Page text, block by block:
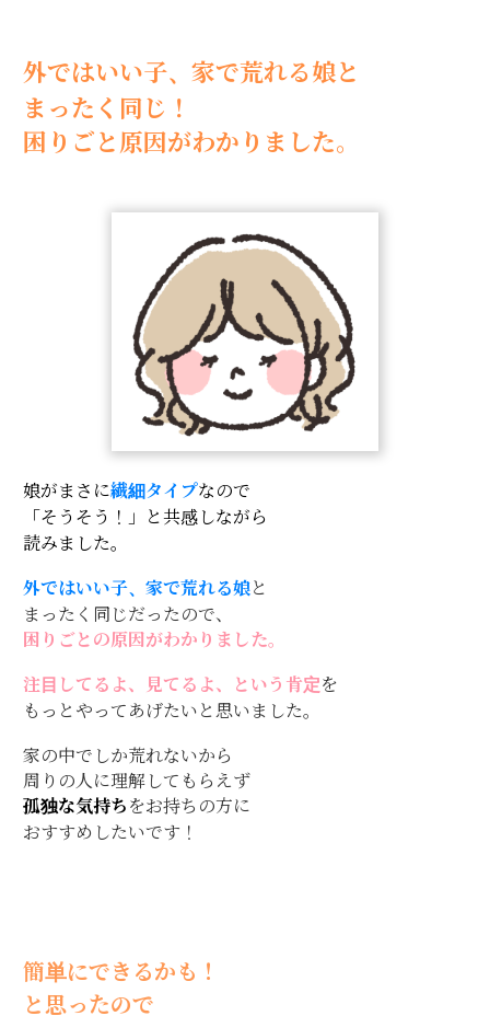
外ではいい子、家で荒れる娘と
まったく同じ！
困りごと原因がわかりました。
娘がまさに繊細タイプなので
「そうそう！」と共感しながら
読みました。
外ではいい子、家で荒れる娘と
まったく同じだったので、
困りごとの原因がわかりました。
注目してるよ、見てるよ、という肯定を
もっとやってあげたいと思いました。
家の中でしか荒れないから
周りの人に理解してもらえず
孤独な気持ち をお持ちの方に
おすすめしたいです！
簡単にできるかも！
と思ったので